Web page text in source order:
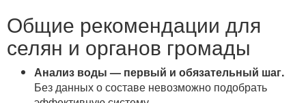
Общие рекомендации для
селян и органов громады
Анализ воды — первый и обязательный шаг.
Без данных о составе невозможно подобрать